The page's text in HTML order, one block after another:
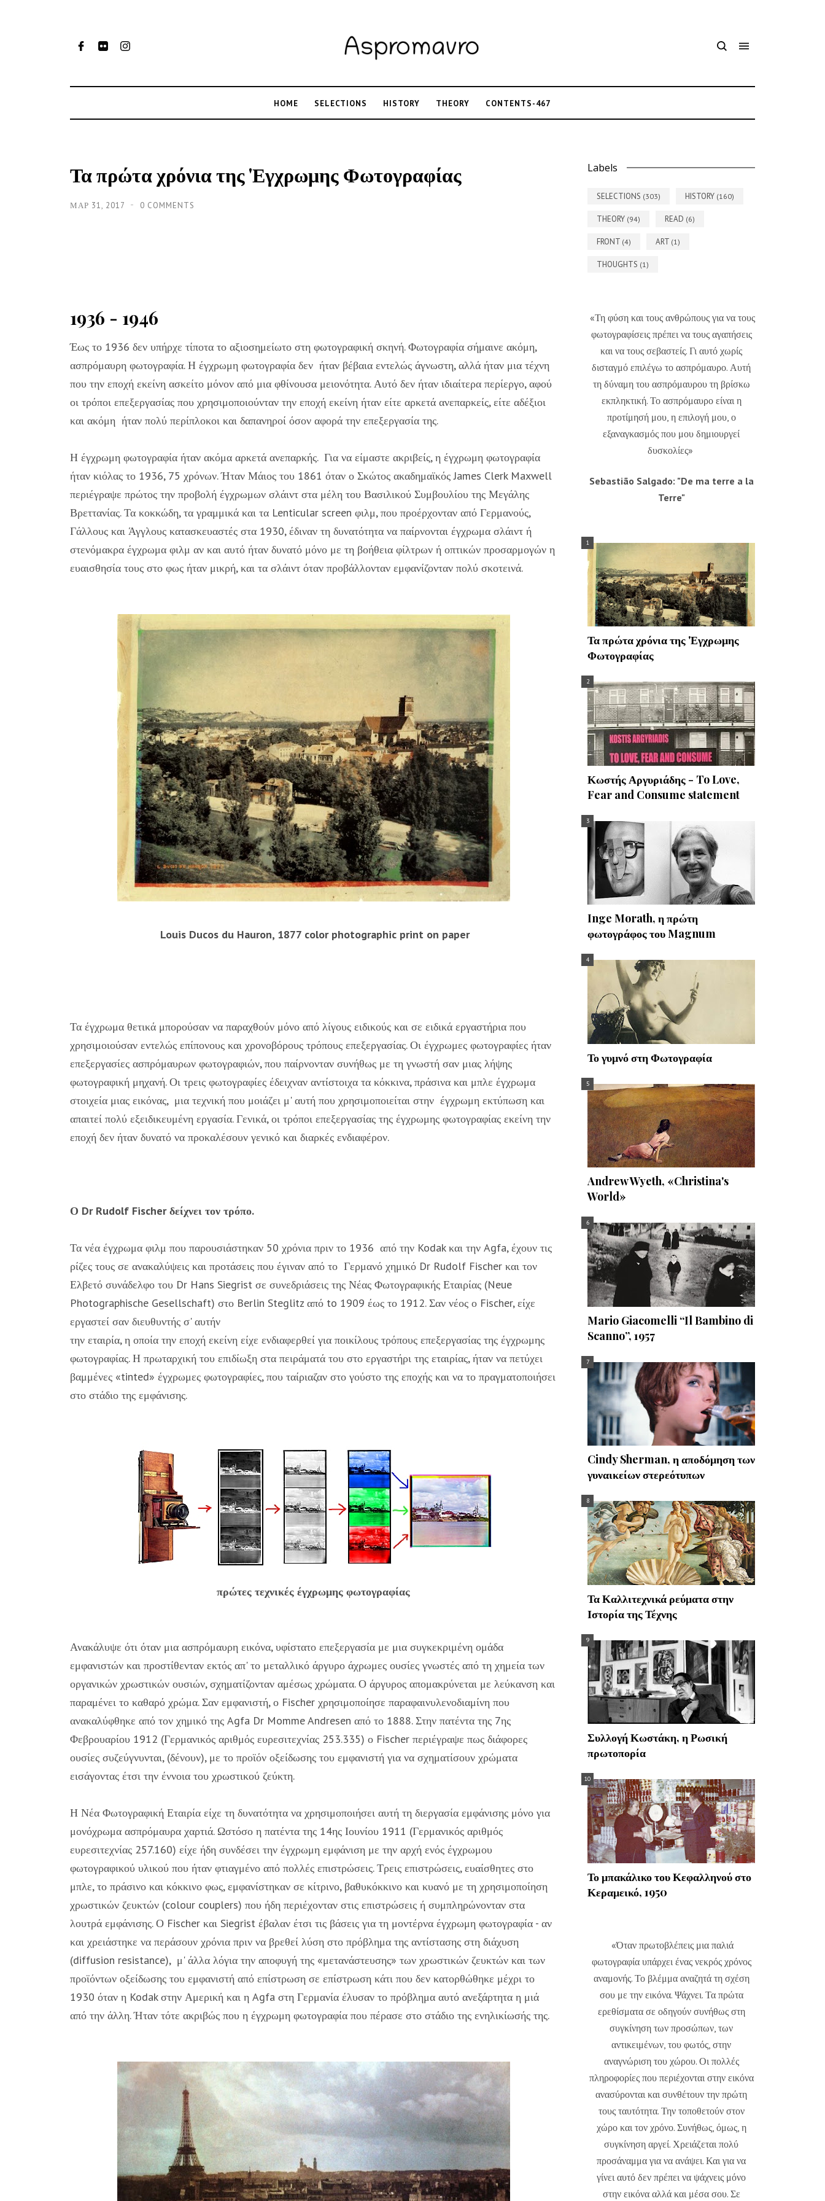
HOME SELECTIONS HISTORY THEORY CONTENTS-467
Τα πρώτα χρόνια της 'Εγχρωμης Φωτογραφίας
ΜΑΡ 31, 2017 0 COMMENTS
1936 - 1946
Έως το 1936 δεν υπήρχε τίποτα το αξιοσημείωτο στη φωτογραφική σκηνή. Φωτογραφία σήμαινε ακόμη,
ασπρόμαυρη φωτογραφία. Η έγχρωμη φωτογραφία δεν ήταν βέβαια εντελώς άγνωστη, αλλά ήταν μια τέχνη
που την εποχή εκείνη ασκείτο μόνον από μια φθίνουσα μειονότητα. Αυτό δεν ήταν ιδιαίτερα περίεργο, αφού
οι τρόποι επεξεργασίας που χρησιμοποιούνταν την εποχή εκείνη ήταν είτε αρκετά ανεπαρκείς, είτε αδέξιοι
και ακόμη ήταν πολύ περίπλοκοι και δαπανηροί όσον αφορά την επεξεργασία της.
Η έγχρωμη φωτογραφία ήταν ακόμα αρκετά ανεπαρκής. Για να είμαστε ακριβείς, η έγχρωμη φωτογραφία
ήταν κιόλας το 1936, 75 χρόνων. Ήταν Μάιος του 1861 όταν ο Σκώτος ακαδημαϊκός James Clerk Maxwell
περιέγραψε πρώτος την προβολή έγχρωμων σλάιντ στα μέλη του Βασιλικού Συμβουλίου της Μεγάλης
Βρεττανίας. Τα κοκκώδη, τα γραμμικά και τα Lenticular screen φιλμ, που προέρχονταν από Γερμανούς,
Γάλλους και Άγγλους κατασκευαστές στα 1930, έδιναν τη δυνατότητα να παίρνονται έγχρωμα σλάιντ ή
στενόμακρα έγχρωμα φιλμ αν και αυτό ήταν δυνατό μόνο με τη βοήθεια φίλτρων ή οπτικών προσαρμογών η
ευαισθησία τους στο φως ήταν μικρή, και τα σλάιντ όταν προβάλλονταν εμφανίζονταν πολύ σκοτεινά.
Louis Ducos du Hauron, 1877 color photographic print on paper
Τα έγχρωμα θετικά μπορούσαν να παραχθούν μόνο από λίγους ειδικούς και σε ειδικά εργαστήρια που
χρησιμοιούσαν εντελώς επίπονους και χρονοβόρους τρόπους επεξεργασίας. Οι έγχρωμες φωτογραφίες ήταν
επεξεργασίες ασπρόμαυρων φωτογραφιών, που παίρνονταν συνήθως με τη γνωστή σαν μιας λήψης
φωτογραφική μηχανή. Οι τρεις φωτογραφίες έδειχναν αντίστοιχα τα κόκκινα, πράσινα και μπλε έγχρωμα
στοιχεία μιας εικόνας, μια τεχνική που μοιάζει μ' αυτή που χρησιμοποιείται στην έγχρωμη εκτύπωση και
απαιτεί πολύ εξειδικευμένη εργασία. Γενικά, οι τρόποι επεξεργασίας της έγχρωμης φωτογραφίας εκείνη την
εποχή δεν ήταν δυνατό να προκαλέσουν γενικό και διαρκές ενδιαφέρον.
Ο Dr Rudolf Fischer δείχνει τον τρόπο.
Τα νέα έγχρωμα φιλμ που παρουσιάστηκαν 50 χρόνια πριν το 1936 από την Kodak και την Agfa, έχουν τις
ρίζες τους σε ανακαλύψεις και προτάσεις που έγιναν από το Γερμανό χημικό Dr Rudolf Fischer και τον
Ελβετό συνάδελφο του Dr Hans Siegrist σε συνεδριάσεις της Νέας Φωτογραφικής Εταιρίας (Neue
Photographische Gesellschaft) στο Berlin Steglitz από to 1909 έως το 1912. Σαν νέος ο Fischer, είχε
εργαστεί σαν διευθυντής σ' αυτήν
την εταιρία, η οποία την εποχή εκείνη είχε ενδιαφερθεί για ποικίλους τρόπους επεξεργασίας της έγχρωμης
φωτογραφίας. Η πρωταρχική του επιδίωξη στα πειράματά του στο εργαστήρι της εταιρίας, ήταν να πετύχει
βαμμένες «tinted» έγχρωμες φωτογραφίες, που ταίριαζαν στο γούστο της εποχής και να το πραγματοποιήσει
στο στάδιο της εμφάνισης.
πρώτες τεχνικές έγχρωμης φωτογραφίας
Ανακάλυψε ότι όταν μια ασπρόμαυρη εικόνα, υφίστατο επεξεργασία με μια συγκεκριμένη ομάδα
εμφανιστών και προστίθενταν εκτός απ' το μεταλλικό άργυρο άχρωμες ουσίες γνωστές από τη χημεία των
οργανικών χρωστικών ουσιών, σχηματίζονταν αμέσως χρώματα. Ο άργυρος απομακρύνεται με λεύκανση και
παραμένει το καθαρό χρώμα. Σαν εμφανιστή, ο Fischer χρησιμοποίησε παραφαινυλενοδιαμίνη που
ανακαλύφθηκε από τον χημικό της Agfa Dr Momme Andresen από το 1888. Στην πατέντα της 7ης
Φεβρουαρίου 1912 (Γερμανικός αριθμός ευρεσιτεχνίας 253.335) ο Fischer περιέγραψε πως διάφορες
ουσίες συζεύγνυνται, (δένουν), με το προϊόν οξείδωσης του εμφανιστή για να σχηματίσουν χρώματα
εισάγοντας έτσι την έννοια του χρωστικού ζεύκτη.
Η Νέα Φωτογραφική Εταιρία είχε τη δυνατότητα να χρησιμοποιήσει αυτή τη διεργασία εμφάνισης μόνο για
μονόχρωμα ασπρόμαυρα χαρτιά. Ωστόσο η πατέντα της 14ης Ιουνίου 1911 (Γερμανικός αριθμός
ευρεσιτεχνίας 257.160) είχε ήδη συνδέσει την έγχρωμη εμφάνιση με την αρχή ενός έγχρωμου
φωτογραφικού υλικού που ήταν φτιαγμένο από πολλές επιστρώσεις. Τρεις επιστρώσεις, ευαίσθητες στο
μπλε, το πράσινο και κόκκινο φως, εμφανίστηκαν σε κίτρινο, βαθυκόκκινο και κυανό με τη χρησιμοποίηση
χρωστικών ζευκτών (colour couplers) που ήδη περιέχονταν στις επιστρώσεις ή συμπληρώνονταν στα
λουτρά εμφάνισης. Ο Fischer και Siegrist έβαλαν έτσι τις βάσεις για τη μοντέρνα έγχρωμη φωτογραφία - αν
και χρειάστηκε να περάσουν χρόνια πριν να βρεθεί λύση στο πρόβλημα της αντίστασης στη διάχυση
(diffusion resistance), μ' άλλα λόγια την αποφυγή της «μετανάστευσης» των χρωστικών ζευκτών και των
προϊόντων οξείδωσης του εμφανιστή από επίστρωση σε επίστρωση κάτι που δεν κατορθώθηκε μέχρι το
1930 όταν η Kodak στην Αμερική και η Agfa στη Γερμανία έλυσαν το πρόβλημα αυτό ανεξάρτητα η μιά
από την άλλη. Ήταν τότε ακριβώς που η έγχρωμη φωτογραφία που πέρασε στο στάδιο της ενηλικίωσής της.
Labels
SELECTIONS (303) HISTORY (160)
THEORY (94) READ (6)
FRONT (4) ART (1)
THOUGHTS (1)
«Τη φύση και τους ανθρώπους για να τους
φωτογραφίσεις πρέπει να τους αγαπήσεις
και να τους σεβαστείς. Γι αυτό χωρίς
δισταγμό επιλέγω το ασπρόμαυρο. Αυτή
τη δύναμη του ασπρόμαυρου τη βρίσκω
εκπληκτική. Το ασπρόμαυρο είναι η
προτίμησή μου, η επιλογή μου, ο
εξαναγκασμός που μου δημιουργεί
δυσκολίες»
Sebastião Salgado: "De ma terre a la
Terre"
Τα πρώτα χρόνια της 'Εγχρωμης
Φωτογραφίας
Κωστής Αργυριάδης - To Love,
Fear and Consume statement
Inge Morath, η πρώτη
φωτογράφος του Magnum
Το γυμνό στη Φωτογραφία
Andrew Wyeth, «Christina's
World»
Mario Giacomelli “Il Bambino di
Scanno”, 1957
Cindy Sherman, η αποδόμηση των
γυναικείων στερεότυπων
Τα Καλλιτεχνικά ρεύματα στην
Ιστορία της Τέχνης
Συλλογή Κωστάκη, η Ρωσική
πρωτοπορία
Το μπακάλικο του Κεφαλληνού στο
Κεραμεικό, 1950
«Όταν πρωτοβλέπεις μια παλιά
φωτογραφία υπάρχει ένας νεκρός χρόνος
αναμονής. Το βλέμμα αναζητά τη σχέση
σου με την εικόνα. Ψάχνει. Τα πρώτα
ερεθίσματα σε οδηγούν συνήθως στη
συγκίνηση των προσώπων, των
αντικειμένων, του φωτός, στην
αναγνώριση του χώρου. Οι πολλές
πληροφορίες που περιέχονται στην εικόνα
ανασύρονται και συνθέτουν την πρώτη
τους ταυτότητα. Την τοποθετούν στον
χώρο και τον χρόνο. Συνήθως, όμως, η
συγκίνηση αργεί. Χρειάζεται πολύ
προσάναμμα για να ανάψει. Και για να
γίνει αυτό δεν πρέπει να ψάχνεις μόνο
στην εικόνα αλλά και μέσα σου. Σε